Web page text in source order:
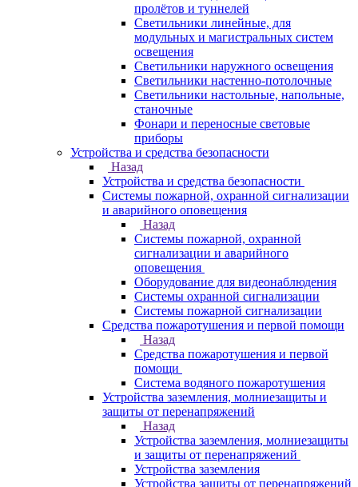
пролётов и туннелей
Светильники линейные, для
модульных и магистральных систем
освещения
Светильники наружного освещения
Светильники настенно-потолочные
Светильники настольные, напольные,
станочные
Фонари и переносные световые
приборы
Устройства и средства безопасности
Назад
Устройства и средства безопасности
Системы пожарной, охранной сигнализации
и аварийного оповещения
Назад
Системы пожарной, охранной
сигнализации и аварийного
оповещения
Оборудование для видеонаблюдения
Системы охранной сигнализации
Системы пожарной сигнализации
Средства пожаротушения и первой помощи
Назад
Средства пожаротушения и первой
помощи
Система водяного пожаротушения
Устройства заземления, молниезащиты и
защиты от перенапряжений
Назад
Устройства заземления, молниезащиты
и защиты от перенапряжений
Устройства заземления
Устройства защиты от перенапряжений